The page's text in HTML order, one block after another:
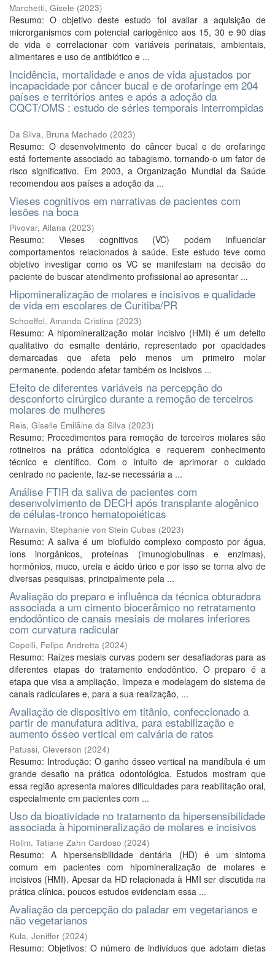
Marchetti, Gisele (2023)
Resumo: O objetivo deste estudo foi avaliar a aquisição de
microrganismos com potencial cariogênico aos 15, 30 e 90 dias
de vida e correlacionar com variáveis perinatais, ambientais,
alimentares e uso de antibiótico e ...
Incidência, mortalidade e anos de vida ajustados por
incapacidade por câncer bucal e de orofaringe em 204
países e territórios antes e após a adoção da
CQCT/OMS : estudo de séries temporais interrompidas
Da Silva, Bruna Machado (2023)
Resumo: O desenvolvimento do câncer bucal e de orofaringe
está fortemente associado ao tabagismo, tornando-o um fator de
risco significativo. Em 2003, a Organização Mundial da Saúde
recomendou aos países a adoção da ...
Vieses cognitivos em narrativas de pacientes com
lesões na boca
Pivovar, Allana (2023)
Resumo: Vieses cognitivos (VC) podem influenciar
comportamentos relacionados à saúde. Este estudo teve como
objetivo investigar como os VC se manifestam na decisão do
paciente de buscar atendimento profissional ao apresentar ...
Hipomineralização de molares e incisivos e qualidade
de vida em escolares de Curitiba/PR
Schoeffel, Amanda Cristina (2023)
Resumo: A hipomineralização molar incisivo (HMI) é um defeito
qualitativo do esmalte dentário, representado por opacidades
demarcadas que afeta pelo menos um primeiro molar
permanente, podendo afetar também os incisivos ...
Efeito de diferentes variáveis na percepção do
desconforto cirúrgico durante a remoção de terceiros
molares de mulheres
Reis, Giselle Emilãine da Silva (2023)
Resumo: Procedimentos para remoção de terceiros molares são
rotineiros na prática odontológica e requerem conhecimento
técnico e científico. Com o intuito de aprimorar o cuidado
centrado no paciente, faz-se necessária a ...
Análise FTIR da saliva de pacientes com
desenvolvimento de DECH após transplante alogênico
de células-tronco hematopoiéticas
Warnavin, Stephanie von Stein Cubas (2023)
Resumo: A saliva é um biofluido complexo composto por água,
íons inorgânicos, proteínas (imunoglobulinas e enzimas),
hormônios, muco, ureia e ácido úrico e por isso se torna alvo de
diversas pesquisas, principalmente pela ...
Avaliação do preparo e influênca da técnica obturadora
associada a um cimento biocerâmico no retratamento
endodôntico de canais mesiais de molares inferiores
com curvatura radicular
Copelli, Felipe Andretta (2024)
Resumo: Raízes mesiais curvas podem ser desafiadoras para as
diferentes etapas do tratamento endodôntico. O preparo é a
etapa que visa a ampliação, limpeza e modelagem do sistema de
canais radiculares e, para a sua realização, ...
Avaliação de dispositivo em titânio, confeccionado a
partir de manufatura aditiva, para estabilização e
aumento ósseo vertical em calvária de ratos
Patussi, Cleverson (2024)
Resumo: Introdução: O ganho ósseo vertical na mandíbula é um
grande desafio na prática odontológica. Estudos mostram que
essa região apresenta maiores dificuldades para reabilitação oral,
especialmente em pacientes com ...
Uso da bioatividade no tratamento da hipersensibilidade
associada à hipomineralização de molares e incisivos
Rolim, Tatiane Zahn Cardoso (2024)
Resumo: A hipersensibilidade dentária (HD) é um sintoma
comum em pacientes com hipomineralização de molares e
incisivos (HMI). Apesar da HD relacionada à HMI ser discutida na
prática clínica, poucos estudos evidenciam essa ...
Avaliação da percepção do paladar em vegetarianos e
não vegetarianos
Kula, Jeniffer (2024)
Resumo: Objetivos: O número de indivíduos que adotam dietas